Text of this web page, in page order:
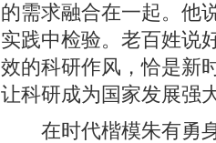
环境保护督察“回头看”整改专栏
中国共产党云南省第十次代表大会
迪庆州第八次党代会 精准扶贫
媒体眼中的斯那定珠 “两学一做”
的需求融合在一起。他
实践中检验。老百姓说
效的科研作风，恰是新
让科研成为国家发展强
在时代楷模朱有勇身